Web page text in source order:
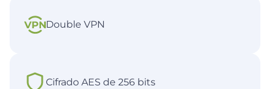
Double VPN
Cifrado AES de 256 bits